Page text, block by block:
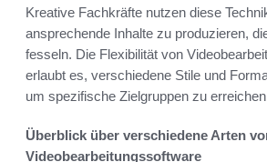
Kreative Fachkräfte nutzen diese
ansprechende Inhalte zu produzieren,
fesseln. Die Flexibilität von
erlaubt es, verschiedene Stile und
um spezifische Zielgruppen zu
Überblick über verschiedene Arten
Videobearbeitungssoftware